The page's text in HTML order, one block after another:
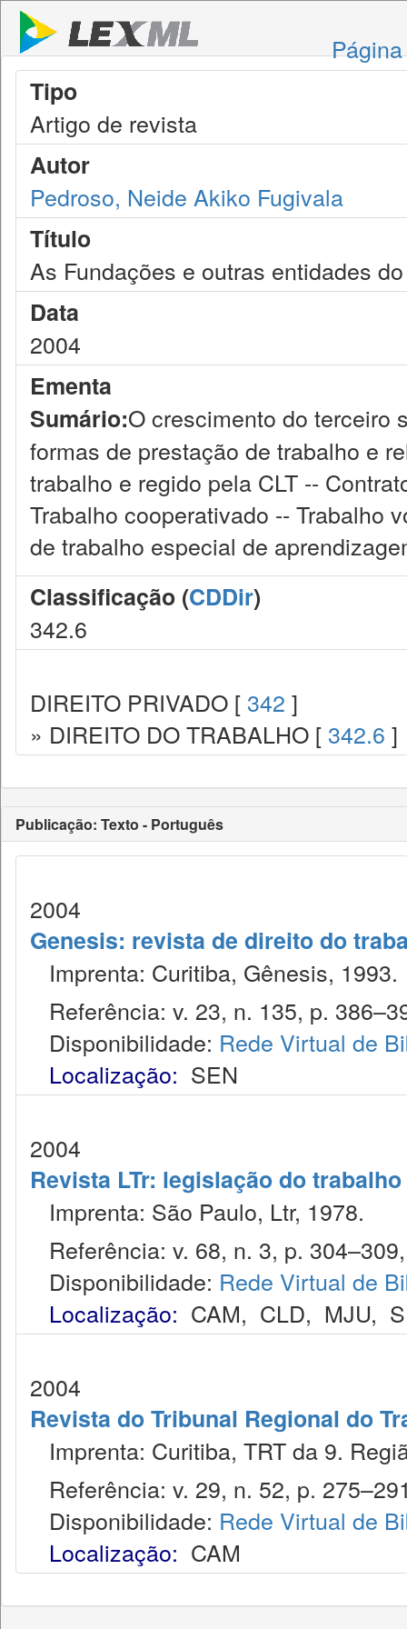
Tipo
Artigo de revista
Autor
Pedroso, Neide Akiko Fugivala
Título
As Fundações e outras entidades
Data
2004
Ementa
Sumário:O crescimento do terceiro
formas de prestação de trabalho e
trabalho e regido pela CLT --
Trabalho cooperativado -- Trabalho
de trabalho especial de
Classificação (CDDir)
342.6
DIREITO PRIVADO [ 342 ]
» DIREITO DO TRABALHO [ 342.6 ]
Publicação: Texto - Português
2004
Genesis: revista de direito do
Imprenta: Curitiba, Gênesis, 1993.
Referência: v. 23, n. 135, p.
Disponibilidade: Rede Virtual de
Localização: SEN
2004
Revista LTr: legislação do trabalho
Imprenta: São Paulo, Ltr, 1978.
Referência: v. 68, n. 3, p.
Disponibilidade: Rede Virtual de
Localização: CAM, CLD, MJU,
2004
Revista do Tribunal Regional do
Imprenta: Curitiba, TRT da 9.
Referência: v. 29, n. 52, p.
Disponibilidade: Rede Virtual de
Localização: CAM